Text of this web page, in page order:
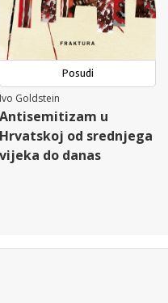
Posudi
Ivo Goldstein
Antisemitizam u
Hrvatskoj od srednjega
vijeka do danas